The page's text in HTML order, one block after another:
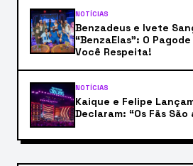
NOTÍCIAS
Benzadeus e Ivete
“BenzaElas”: O
Você Respeita!
NOTÍCIAS
Kaique e Felipe
Declaram: “Os Fãs São